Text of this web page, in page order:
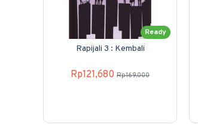
Ready
Rapijali 3 : Kembali
Rp121,680 Rp169,000